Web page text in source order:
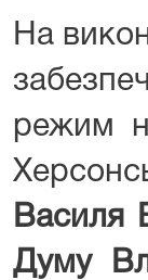
На
режим
Василя
Думу